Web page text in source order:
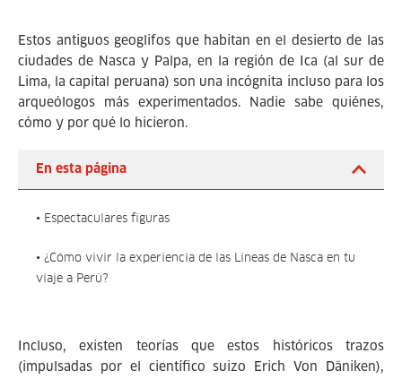
Estos antiguos geoglifos que habitan en el desierto de las
ciudades de Nasca y Palpa, en la región de Ica (al sur de
Lima, la capital peruana) son una incógnita incluso para los
arqueólogos más experimentados. Nadie sabe quiénes,
cómo y por qué lo hicieron.
En esta página
• Espectaculares figuras
• ¿Cómo vivir la experiencia de las Líneas de Nasca en tu
viaje a Perú?
Incluso, existen teorías que estos históricos trazos
(impulsadas por el científico suizo Erich Von Däniken),